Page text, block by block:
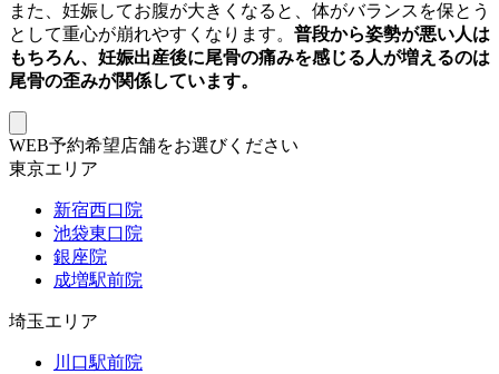
また、妊娠してお腹が大きくなると、体がバランスを保とう
として重心が崩れやすくなります。 普段から姿勢が悪い人は
もちろん、妊娠出産後に尾骨の痛みを感じる人が増えるのは
尾骨の歪みが関係しています。
WEB予約希望店舗をお選びください
東京エリア
新宿西口院
池袋東口院
銀座院
成増駅前院
埼玉エリア
川口駅前院